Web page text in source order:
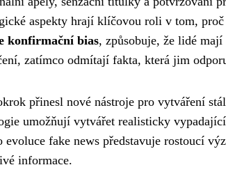
aspekty hrají klíčovou roli v tom,
konfirmační bias, způsobuje, že lidé
zatímco odmítají fakta, která jim
přinesl nové nástroje pro vytváření
umožňují vytvářet realisticky
fake news představuje rostoucí
informace.